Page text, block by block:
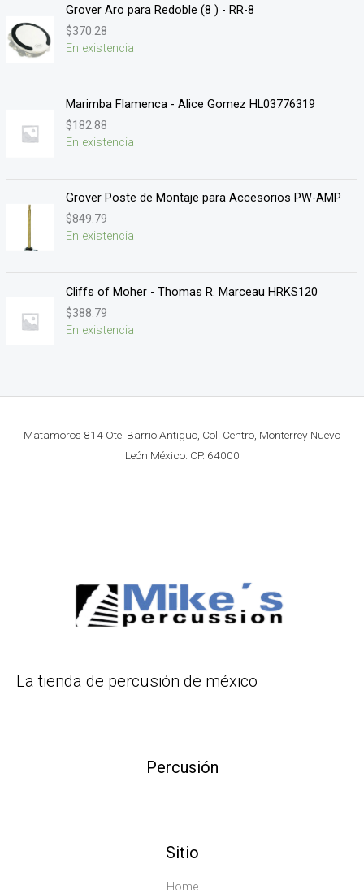
Grover Aro para Redoble (8 ) - RR-8
$370.28
En existencia
Marimba Flamenca - Alice Gomez HL03776319
$182.88
En existencia
Grover Poste de Montaje para Accesorios PW-AMP
$849.79
En existencia
Cliffs of Moher - Thomas R. Marceau HRKS120
$388.79
En existencia
Matamoros 814 Ote. Barrio Antiguo, Col. Centro, Monterrey Nuevo
León México. CP. 64000
La tienda de percusión de méxico
Percusión
Sitio
Home